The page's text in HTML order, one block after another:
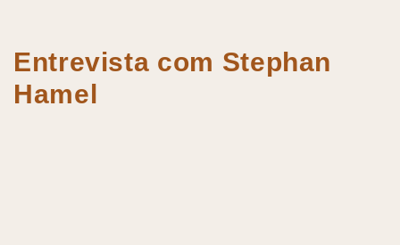
Entrevista com Stephan
Hamel